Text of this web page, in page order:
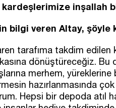
inşallah
bilgi veren Altay, şöyle
tarafıma takdim edilen
dönüştüreceğiz. Bu
merhem,
hazırlanmasında
Hepsi bir depoda atıl